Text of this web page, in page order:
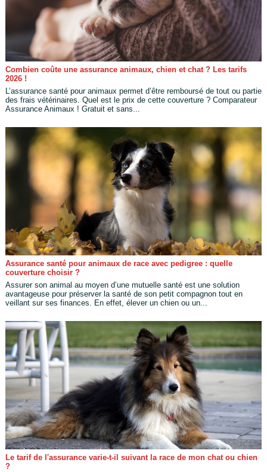
Combien coûte une assurance animaux, chien et chat ? Les tarifs
2026 !
L’assurance santé pour animaux permet d’être remboursé de tout ou partie
des frais vétérinaires. Quel est le prix de cette couverture ? Comparateur
Assurance Animaux ! Gratuit et sans...
Assurance santé pour animaux de race avec pedigree : quelle
couverture choisir ?
Assurer son animal au moyen d’une mutuelle santé est une solution
avantageuse pour préserver la santé de son petit compagnon tout en
veillant sur ses finances. En effet, élever un chien ou un...
Le tarif de l'assurance varie-t-il suivant la race de mon chat ou chien
?